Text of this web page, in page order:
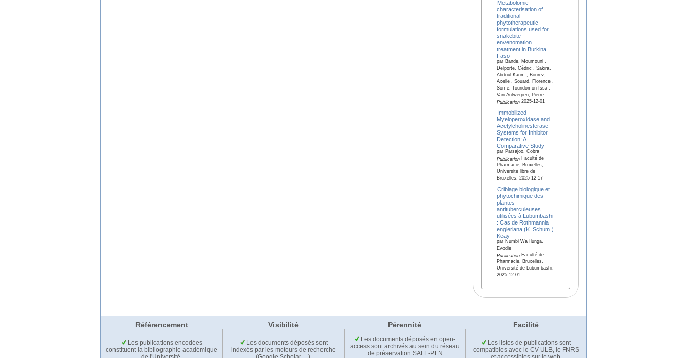
Metabolomic
characterisation of
traditional
phytotherapeutic
formulations used for
snakebite
envenomation
treatment in Burkina
Faso
par Bande, Moumouni ,
Delporte, Cédric , Sakira,
Abdoul Karim , Bourez,
Axelle , Souard, Florence ,
Some, Touridomon Issa ,
Van Antwerpen, Pierre
Publication2025-12-01
Immobilized
Myeloperoxidase and
Acetylcholinesterase
Systems for Inhibitor
Detection: A
Comparative Study
par Parsajoo, Cobra
PublicationFaculté de
Pharmacie, Bruxelles,
Université libre de
Bruxelles, 2025-12-17
Criblage biologique et
phytochimique des
plantes
antituberculeuses
utilisées à Lubumbashi
: Cas de Rothmannia
engleriana (K. Schum.)
Keay
par Numbi Wa Ilunga,
Evodie
PublicationFaculté de
Pharmacie, Bruxelles,
Université de Lubumbashi,
2025-12-01
Référencement Visibilité Pérennité Facilité
Les publications encodées
constituent la bibliographie académique
Les documents déposés sont
indexés par les moteurs de recherche
Les documents déposés en open-
access sont archivés au sein du réseau
de préservation SAFE-PLN
Les listes de publications sont
compatibles avec le CV-ULB, le FNRS